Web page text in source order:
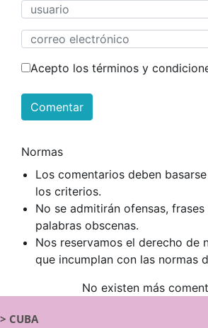
Acepto los términos y
Comentar
Normas
Los comentarios deben
los criterios.
No se admitirán ofensas, frases
palabras obscenas.
Nos reservamos el derecho de
que incumplan con las normas
No existen más
> CUBA